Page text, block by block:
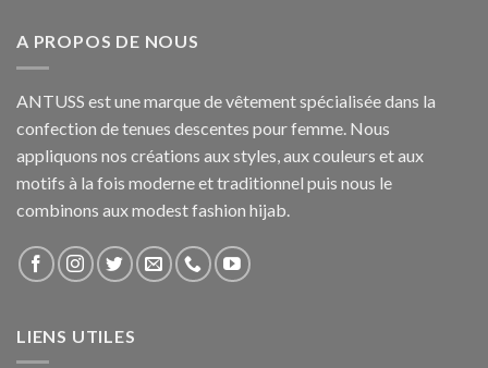
A PROPOS DE NOUS
ANTUSS est une marque de vêtement spécialisée dans la
confection de tenues descentes pour femme. Nous
appliquons nos créations aux styles, aux couleurs et aux
motifs à la fois moderne et traditionnel puis nous le
combinons aux modest fashion hijab.
LIENS UTILES